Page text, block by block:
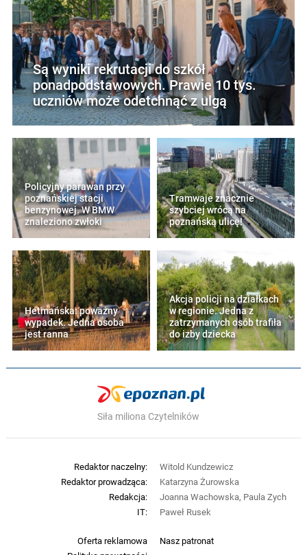
Są wyniki rekrutacji do szkół
ponadpodstawowych. Prawie 10 tys.
uczniów może odetchnąć z ulgą
Policyjny parawan przy
poznańskiej stacji
benzynowej. W BMW
znaleziono zwłoki
Tramwaje znacznie
szybciej wrócą na
poznańską ulicę!
Hetmańska: poważny
wypadek. Jedna osoba
jest ranna
Akcja policji na działkach
w regionie. Jedna z
zatrzymanych osób trafiła
do izby dziecka
Siła miliona Czytelników
Oferta reklamowa
Nasz patronat
Redaktor naczelny:
Witold Kundzewicz
Redaktor prowadząca:
Katarzyna Żurowska
Redakcja:
Joanna Wachowska, Paula Zych
IT:
Paweł Rusek